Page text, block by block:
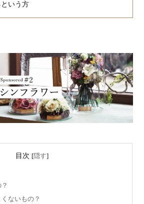
いう方
目次 [隠す]
ないもの？